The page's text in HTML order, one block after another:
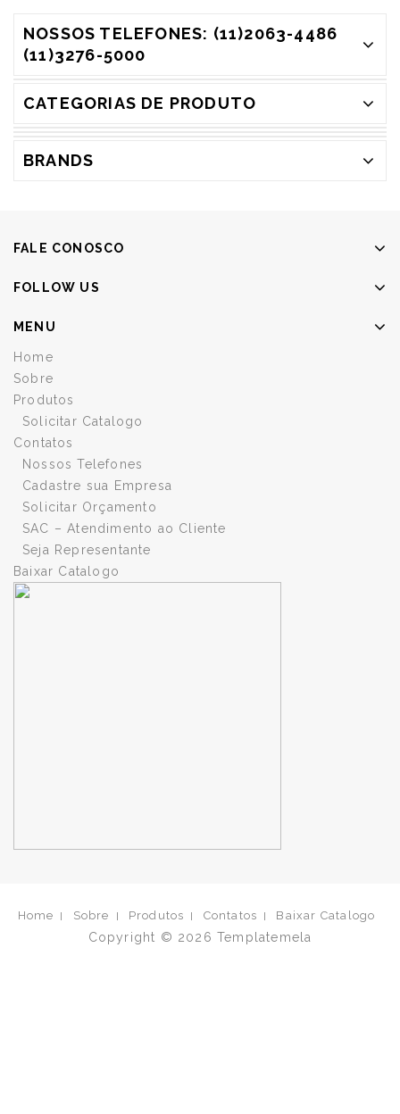
NOSSOS TELEFONES: (11)2063-4486
(11)3276-5000
CATEGORIAS DE PRODUTO
BRANDS
FALE CONOSCO
FOLLOW US
MENU
Home
Sobre
Produtos
Solicitar Catalogo
Contatos
Nossos Telefones
Cadastre sua Empresa
Solicitar Orçamento
SAC – Atendimento ao Cliente
Seja Representante
Baixar Catalogo
Home Sobre Produtos Contatos Baixar Catalogo
Copyright © 2026 Templatemela